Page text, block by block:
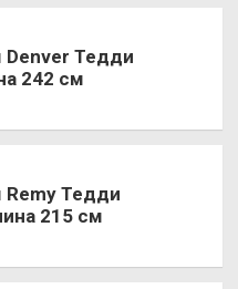
Тедди
242 см
Тедди
215 см